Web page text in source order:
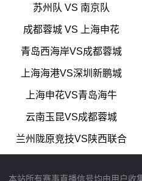
苏州队 VS 南京队
成都蓉城 VS 上海申花
青岛西海岸VS成都蓉城
上海海港VS深圳新鹏城
上海申花VS青岛海牛
云南玉昆VS成都蓉城
兰州陇原竞技VS陕西联合
本站所有赛事直播信号均由用户收